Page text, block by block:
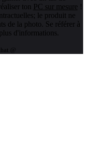
ton PC sur mesure !
le produit ne
de la photo. Se référer à
d'informations.
@